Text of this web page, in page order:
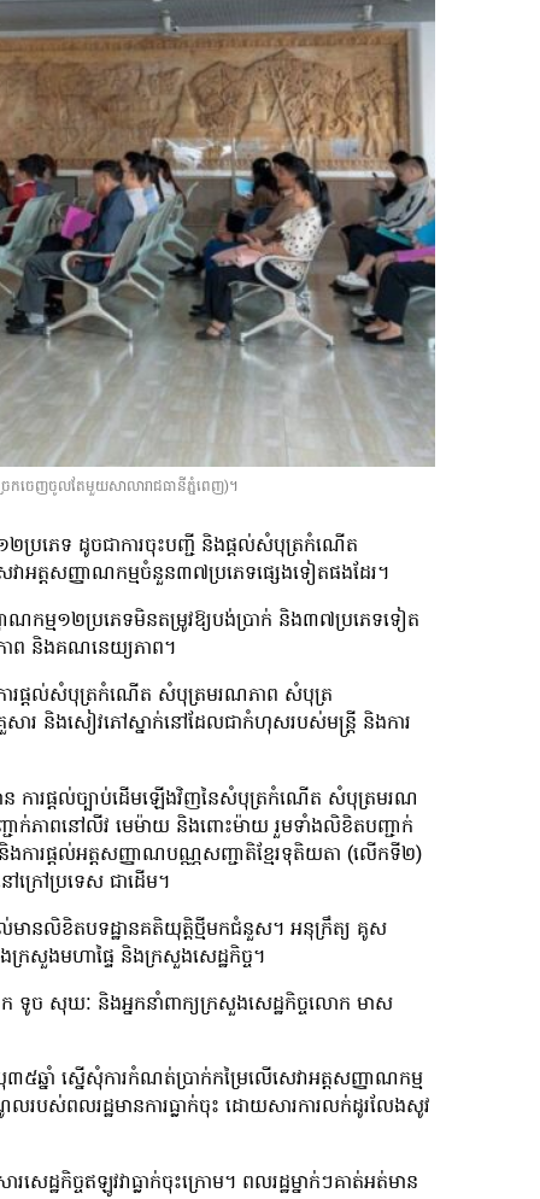
រកចេញចូលតែមួយសាលារាជធានីភ្នំពេញ)។
២ប្រភេទ ដូចជាការចុះបញ្ជី និងផ្ដល់សំបុត្រកំណើត
ត្តសញ្ញាណកម្មចំនួន៣៧ប្រភេទផ្សេងទៀតផងដែរ។
ណកម្ម១២ប្រភេទមិនតម្រូវឱ្យបង់ប្រាក់ និង៣៧ប្រភេទទៀត
ភាព និងគណនេយ្យភាព។
ការផ្ដល់សំបុត្រកំណើត សំបុត្រមរណភាព សំបុត្រ
សារ និងសៀវភៅស្នាក់នៅដែលជាកំហុសរបស់មន្រ្តី និងការ
ន ការផ្ដល់ច្បាប់ដើមឡើងវិញនៃសំបុត្រកំណើត សំបុត្រមរណ
ាក់ភាពនៅលីវ មេម៉ាយ និងពោះម៉ាយ រួមទាំងលិខិតបញ្ជាក់
ការផ្ដល់អត្តសញ្ញាណបណ្ណសញ្ជាតិខ្មែរទុតិយតា (លើកទី២)
ក្រៅប្រទេស ជាដើម។
ហូតដល់មានលិខិតបទដ្ឋានគតិយុត្តិថ្មីមកជំនួស។ អនុក្រឹត្យ គូស
ងក្រសួងមហាផ្ទៃ និងក្រសួងសេដ្ឋកិច្ច។
ក ទូច សុឃៈ និងអ្នកនាំពាក្យក្រសួងសេដ្ឋកិច្ចលោក មាស
ឆ្នាំ ស្នើសុំការកំណត់ប្រាក់កម្រៃលើសេវាអត្តសញ្ញាណកម្ម
បស់ពលរដ្ឋមានការធ្លាក់ចុះ ដោយសារការលក់ដូរលែងសូវ
ឋកិច្ចឥឡូវវាធ្លាក់ចុះក្រោម។ ពលរដ្ឋម្នាក់ៗគាត់អត់មាន